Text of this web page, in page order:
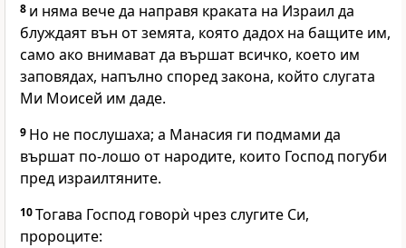
8 и няма вече да направя краката на Израил да
блуждаят вън от земята, която дадох на бащите им,
само ако внимават да вършат всичко, което им
заповядах, напълно според закона, който слугата
Ми Моисей им даде.
9 Но не послушаха; а Манасия ги подмами да
вършат по-лошо от народите, които Господ погуби
пред израилтяните.
10Тогава Господ говорѝ чрез слугите Си,
пророците: